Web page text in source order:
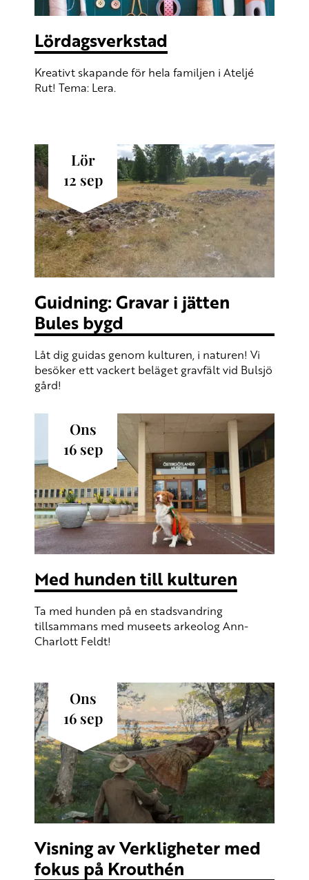
Lördagsverkstad
Kreativt skapande för hela familjen i Ateljé
Rut! Tema: Lera.
lör
12 sep
Guidning: Gravar i jätten
Bules bygd
Låt dig guidas genom kulturen, i naturen! Vi
besöker ett vackert beläget gravfält vid Bulsjö
gård!
ons
16 sep
Med hunden till kulturen
Ta med hunden på en stadsvandring
tillsammans med museets arkeolog Ann-
Charlott Feldt!
ons
16 sep
Visning av Verkligheter med
fokus på Krouthén